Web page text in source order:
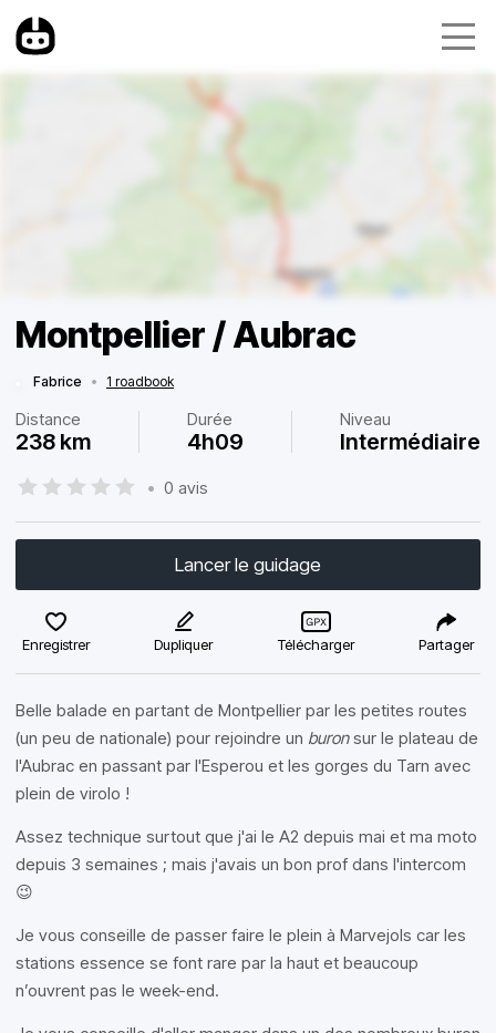
Montpellier / Aubrac
Fabrice • 1 roadbook
Distance
238 km
Durée
4h09
Niveau
Intermédiaire
• 0 avis
Lancer le guidage
Enregistrer Dupliquer Télécharger Partager
Belle balade en partant de Montpellier par les petites routes
(un peu de nationale) pour rejoindre un buronsur le plateau de
l'Aubrac en passant par l'Esperou et les gorges du Tarn avec
plein de virolo !
Assez technique surtout que j'ai le A2 depuis mai et ma moto
depuis 3 semaines ; mais j'avais un bon prof dans l'intercom
😉
Je vous conseille de passer faire le plein à Marvejols car les
stations essence se font rare par la haut et beaucoup
n’ouvrent pas le week-end.